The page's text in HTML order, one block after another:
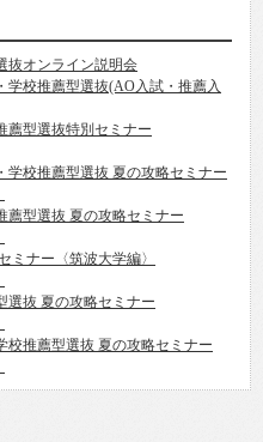
抜オンライン説明会
学校推薦型選抜(AO入試・推薦入
薦型選抜特別セミナー
校推薦型選抜 夏の攻略セミナー
薦型選抜 夏の攻略セミナー
ミナー〈筑波大学編〉
選抜 夏の攻略セミナー
校推薦型選抜 夏の攻略セミナー